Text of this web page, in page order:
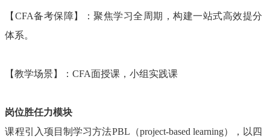
【 CFA备考保障】：聚焦学习全周期，构建一站式高效提分
体系。
【教学场景】：CFA面授课，小组实践课
岗位胜任力模块
课程引入项目制学习方法PBL（project-based learning），以四